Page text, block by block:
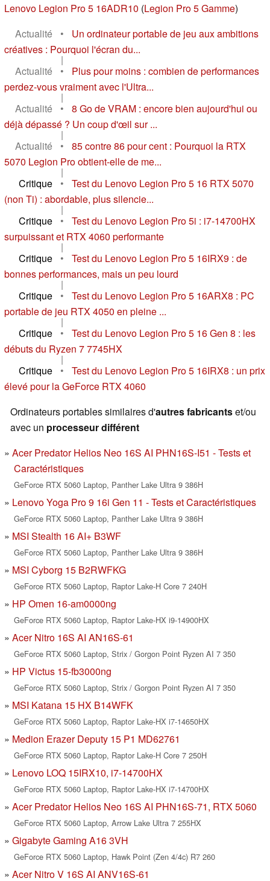
Lenovo Legion Pro 5 16ADR10 (Legion Pro 5 Gamme)
Actualité
•
Un ordinateur portable de jeu aux ambitions
créatives : Pourquoi l'écran du...
|
Actualité
•
Plus pour moins : combien de performances
perdez-vous vraiment avec l'Ultra...
|
Actualité
•
8 Go de VRAM : encore bien aujourd'hui ou
déjà dépassé ? Un coup d'œil sur ...
|
Actualité
•
85 contre 86 pour cent : Pourquoi la RTX
5070 Legion Pro obtient-elle de me...
|
Critique
•
Test du Lenovo Legion Pro 5 16 RTX 5070
(non Ti) : abordable, plus silencie...
|
Critique
•
Test du Lenovo Legion Pro 5i : i7-14700HX
surpuissant et RTX 4060 performante
|
Critique
•
Test du Lenovo Legion Pro 5 16IRX9 : de
bonnes performances, mais un peu lourd
|
Critique
•
Test du Lenovo Legion Pro 5 16ARX8 : PC
portable de jeu RTX 4050 en pleine ...
|
Critique
•
Test du Lenovo Legion Pro 5 16 Gen 8 : les
débuts du Ryzen 7 7745HX
|
Critique
•
Test du Lenovo Legion Pro 5 16IRX8 : un prix
élevé pour la GeForce RTX 4060
Ordinateurs portables similaires d'autres fabricantset/ou
avec un processeur différent
Acer Predator Helios Neo 16S AI PHN16S-I51 - Tests et
Caractéristiques
GeForce RTX 5060 Laptop, Panther Lake Ultra 9 386H
Lenovo Yoga Pro 9 16i Gen 11 - Tests et Caractéristiques
GeForce RTX 5060 Laptop, Panther Lake Ultra 9 386H
MSI Stealth 16 AI+ B3WF
GeForce RTX 5060 Laptop, Panther Lake Ultra 9 386H
MSI Cyborg 15 B2RWFKG
GeForce RTX 5060 Laptop, Raptor Lake-H Core 7 240H
HP Omen 16-am0000ng
GeForce RTX 5060 Laptop, Raptor Lake-HX i9-14900HX
Acer Nitro 16S AI AN16S-61
GeForce RTX 5060 Laptop, Strix / Gorgon Point Ryzen AI 7 350
HP Victus 15-fb3000ng
GeForce RTX 5060 Laptop, Strix / Gorgon Point Ryzen AI 7 350
MSI Katana 15 HX B14WFK
GeForce RTX 5060 Laptop, Raptor Lake-HX i7-14650HX
Medion Erazer Deputy 15 P1 MD62761
GeForce RTX 5060 Laptop, Raptor Lake-H Core 7 250H
Lenovo LOQ 15IRX10, i7-14700HX
GeForce RTX 5060 Laptop, Raptor Lake-HX i7-14700HX
Acer Predator Helios Neo 16S AI PHN16S-71, RTX 5060
GeForce RTX 5060 Laptop, Arrow Lake Ultra 7 255HX
Gigabyte Gaming A16 3VH
GeForce RTX 5060 Laptop, Hawk Point (Zen 4/4c) R7 260
Acer Nitro V 16S AI ANV16S-61